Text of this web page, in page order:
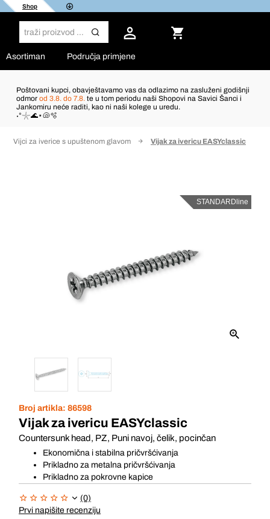
Shop
Asortiman Područja primjene
Poštovani kupci, obavještavamo vas da odlazimo na zasluženi godišnji
odmor od 3.8. do 7.8. te u tom periodu naši Shopovi na Savici Šanci i
Jankomiru neće raditi, kao ni naši kolege u uredu.
˖°𓇼🌊⋆🐚🫧
Vijci za iverice s upuštenom glavom Vijak za ivericu EASYclassic
STANDARDline
Broj artikla: 86598
Vijak za ivericu EASYclassic
Countersunk head, PZ, Puni navoj, čelik, pocinčan
Ekonomična i stabilna pričvršćivanja
Prikladno za metalna pričvršćivanja
Prikladno za pokrovne kapice
(0)
Prvi napišite recenziju